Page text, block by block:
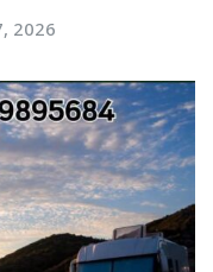
2026